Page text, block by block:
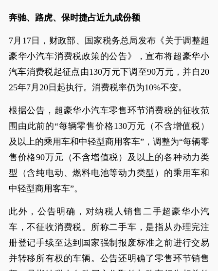
奔驰、路虎、保时捷占近九成份额
7月17日，财政部、国家税务总局发布《关于调整超
豪华小汽车消费税政策的公告》，宣布将超豪华小
汽车消费税起征点由130万元下调至90万元，并自20
25年7月20日起执行。消费税率仍为10%不变。
根据公告，超豪华小汽车零售环节消费税的征收范
围由此前的“每辆零售价格130万元（不含增值税）
及以上的乘用车和中轻型商用客车”，调整为“每辆零
售价格90万元（不含增值税）及以上的各种动力类
型（含纯电动、燃料电池等动力类型）的乘用车和
中轻型商用客车”。
此外，公告明确，对纳税人销售二手超豪华小汽
车，不征收消费税。所称二手车，是指从办理完注
册登记手续至达到国家强制报废标准之前进行交易
并转移所有权的车辆。公告还明确了零售环节销售